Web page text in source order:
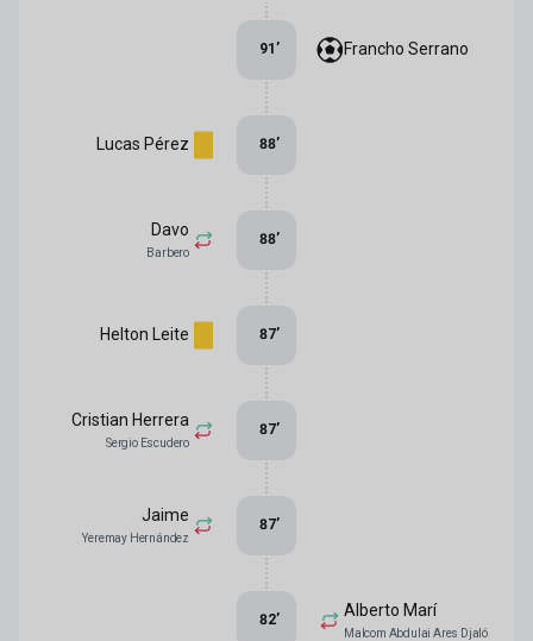
Francho Serrano
91 ’
Lucas Pérez 88’
Davo
Barbero
88’
Helton Leite 87’
Cristian Herrera
Sergio Escudero
87’
Jaime
Yeremay Hernández
87’
Alberto Marí
Malcom Abdulai Ares Djaló
82’